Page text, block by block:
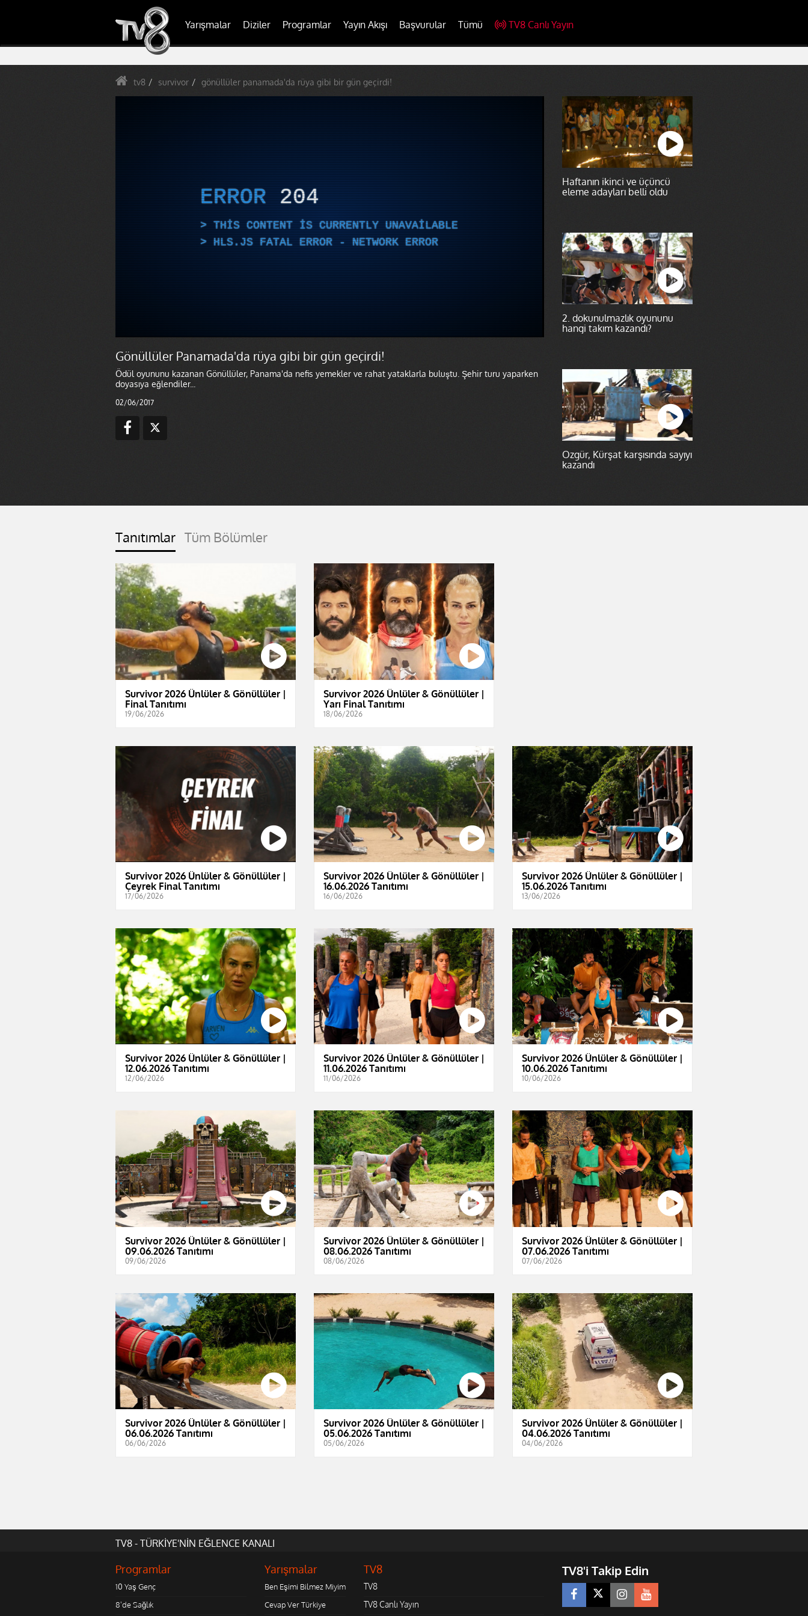
Yarışmalar Diziler Programlar Yayın Akışı Başvurular Tümü TV8 Canlı Yayın
tv8 survivor gönüllüler panamada'da rüya gibi bir gün geçirdi!
ERROR 204
THIS CONTENT IS CURRENTLY UNAVAILABLE
HLS.JS FATAL ERROR - NETWORK ERROR
Gönüllüler Panamada'da rüya gibi bir gün geçirdi!
Ödül oyununu kazanan Gönüllüler, Panama'da nefis yemekler ve rahat yataklarla buluştu. Şehir turu yaparken
doyasıya eğlendiler...
02/06/2017
Haftanın ikinci ve üçüncü
eleme adayları belli oldu
2. dokunulmazlık oyununu
hangi takım kazandı?
Özgür, Kürşat karşısında sayıyı
kazandı
Tanıtımlar Tüm Bölümler
Survivor 2026 Ünlüler & Gönüllüler |
Final Tanıtımı
19/06/2026
Survivor 2026 Ünlüler & Gönüllüler |
Yarı Final Tanıtımı
18/06/2026
Survivor 2026 Ünlüler & Gönüllüler |
Çeyrek Final Tanıtımı
17/06/2026
Survivor 2026 Ünlüler & Gönüllüler |
16.06.2026 Tanıtımı
16/06/2026
Survivor 2026 Ünlüler & Gönüllüler |
15.06.2026 Tanıtımı
13/06/2026
Survivor 2026 Ünlüler & Gönüllüler |
12.06.2026 Tanıtımı
12/06/2026
Survivor 2026 Ünlüler & Gönüllüler |
11.06.2026 Tanıtımı
11/06/2026
Survivor 2026 Ünlüler & Gönüllüler |
10.06.2026 Tanıtımı
10/06/2026
Survivor 2026 Ünlüler & Gönüllüler |
09.06.2026 Tanıtımı
09/06/2026
Survivor 2026 Ünlüler & Gönüllüler |
08.06.2026 Tanıtımı
08/06/2026
Survivor 2026 Ünlüler & Gönüllüler |
07.06.2026 Tanıtımı
07/06/2026
Survivor 2026 Ünlüler & Gönüllüler |
06.06.2026 Tanıtımı
06/06/2026
Survivor 2026 Ünlüler & Gönüllüler |
05.06.2026 Tanıtımı
05/06/2026
Survivor 2026 Ünlüler & Gönüllüler |
04.06.2026 Tanıtımı
04/06/2026
TV8 - TÜRKİYE'NİN EĞLENCE KANALI
Programlar
10 Yaş Genç
8'de Sağlık
Yarışmalar
Ben Eşimi Bilmez Miyim
Cevap Ver Türkiye
TV8
TV8
TV8 Canlı Yayın
TV8'i Takip Edin